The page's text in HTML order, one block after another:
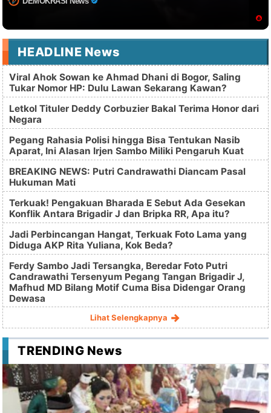
HEADLINE News
Viral Ahok Sowan ke Ahmad Dhani di Bogor, Saling
Tukar Nomor HP: Dulu Lawan Sekarang Kawan?
Letkol Tituler Deddy Corbuzier Bakal Terima Honor dari
Negara
Pegang Rahasia Polisi hingga Bisa Tentukan Nasib
Aparat, Ini Alasan Irjen Sambo Miliki Pengaruh Kuat
BREAKING NEWS: Putri Candrawathi Diancam Pasal
Hukuman Mati
Terkuak! Pengakuan Bharada E Sebut Ada Gesekan
Konflik Antara Brigadir J dan Bripka RR, Apa itu?
Jadi Perbincangan Hangat, Terkuak Foto Lama yang
Diduga AKP Rita Yuliana, Kok Beda?
Ferdy Sambo Jadi Tersangka, Beredar Foto Putri
Candrawathi Tersenyum Pegang Tangan Brigadir J,
Mafhud MD Bilang Motif Cuma Bisa Didengar Orang
Dewasa
Lihat Selengkapnya
TRENDING News